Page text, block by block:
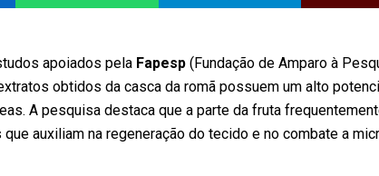
apoiados pela Fapesp (Fundação de Amparo à
obtidos da casca da romã possuem um alto
A pesquisa destaca que a parte da fruta
auxiliam na regeneração do tecido e no combate a